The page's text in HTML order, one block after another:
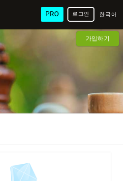
PRO 한국어
/ 韓國
語
로그인
가입하기